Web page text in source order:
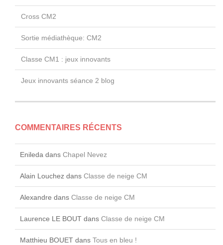
Cross CM2
Sortie médiathèque: CM2
Classe CM1 : jeux innovants
Jeux innovants séance 2 blog
COMMENTAIRES RÉCENTS
Enileda dans Chapel Nevez
Alain Louchez dans Classe de neige CM
Alexandre dans Classe de neige CM
Laurence LE BOUT dans Classe de neige CM
Matthieu BOUET dans Tous en bleu !